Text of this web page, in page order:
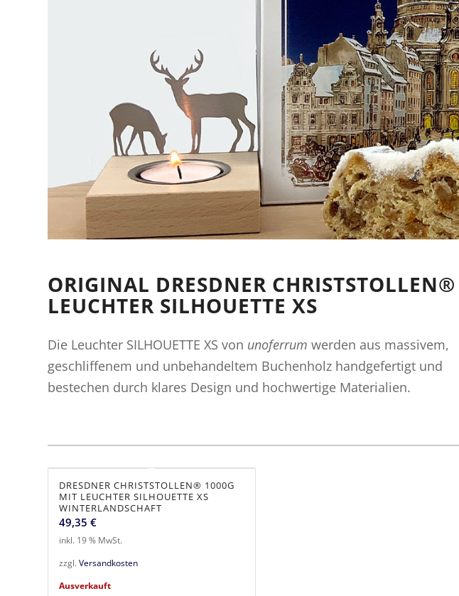
ORIGINAL DRESDNER
LEUCHTER SILHOUETTE XS
Die Leuchter SILHOUETTE XS von unoferrum werden aus massivem,
geschliffenem und unbehandeltem Buchenholz handgefertigt und
bestechen durch klares Design und hochwertige Materialien.
DRESDNER CHRISTSTOLLEN® 1000G
MIT LEUCHTER SILHOUETTE XS
WINTERLANDSCHAFT
49,35 €
inkl. 19 % MwSt.
zzgl.Versandkosten
Ausverkauft